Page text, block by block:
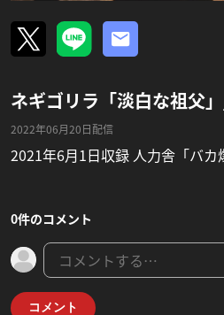
ネギゴリラ「淡白な祖父
2022年06月20日配信
2021年6月1日収録 人力舎「バカ
0件のコメント
コメント